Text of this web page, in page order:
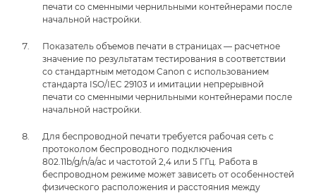
печати со сменными чернильными контейнерами после
начальной настройки.
Показатель объемов печати в страницах — расчетное
значение по результатам тестирования в соответствии
со стандартным методом Canon с использованием
стандарта ISO/IEC 29103 и имитации непрерывной
печати со сменными чернильными контейнерами после
начальной настройки.
Для беспроводной печати требуется рабочая сеть с
протоколом беспроводного подключения
802.11b/g/n/a/ac и частотой 2,4 или 5 ГГц. Работа в
беспроводном режиме может зависеть от особенностей
физического расположения и расстояния между